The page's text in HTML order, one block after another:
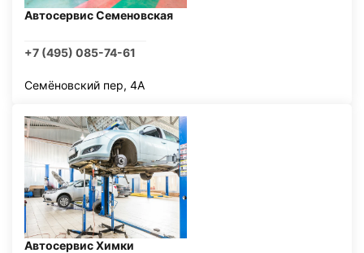
Автосервис Семеновская
+7 (495) 085-74-61
Семёновский пер, 4А
Автосервис Химки